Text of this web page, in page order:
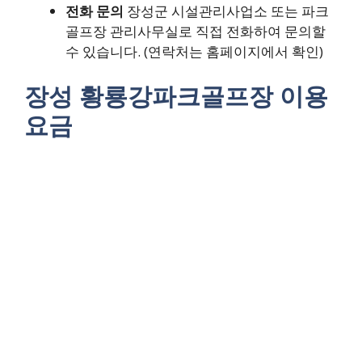
전화 문의 장성군 시설관리사업소 또는 파크
골프장 관리사무실로 직접 전화하여 문의할
수 있습니다. (연락처는 홈페이지에서 확인)
장성 황룡강파크골프장 이용
요금